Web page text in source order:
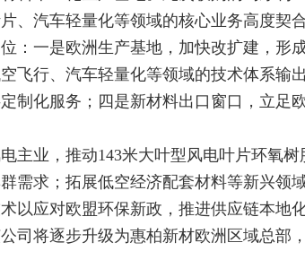
、汽车轻量化等领域的核心业务高度契合
一是欧洲生产基地，加快改扩建，形
飞行、汽车轻量化等领域的技术体系输
制化服务；四是新材料出口窗口，立足
业，推动143米大叶型风电叶片环氧树
需求；拓展低空经济配套材料等新兴领
以应对欧盟环保新政，推进供应链本地
司将逐步升级为惠柏新材欧洲区域总部